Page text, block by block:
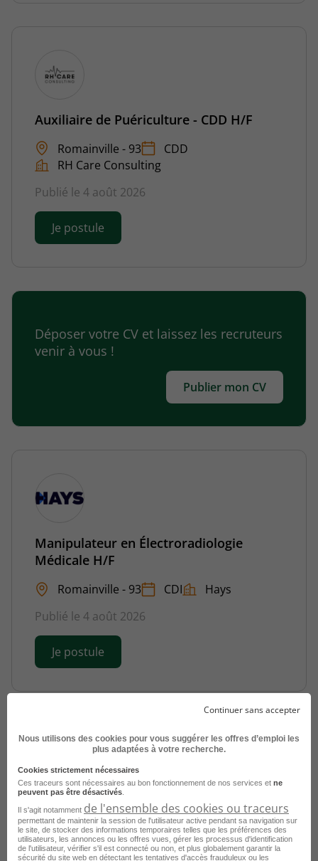
Auxiliaire de Puériculture - CDD H/F
Romainville - 93
CDD
RH Care Consulting
Publié le 4 août 2026
Je postule
Déposer votre CV et laissez les recruteurs
venir à vous !
Publier mon CV
Manipulateur en Électroradiologie
Médicale H/F
Romainville - 93 CDI
Hays
Publié le 4 août 2026
Je postule
Boucher Industriel H/F
Romainville - 93
Intérim
J'm Intérim
Continuer sans accepter
Nous utilisons des cookies pour vous suggérer les offres d’emploi les
plus adaptées à votre recherche.
Cookies strictement nécessaires
Ces traceurs sont nécessaires au bon fonctionnement de nos services et ne
peuvent pas être désactivés
Il s'agit notamment de l'ensemble des cookies ou traceurs
permettant de maintenir la session de l'utilisateur active pendant sa navigation sur
le site, de stocker des informations temporaires telles que les préférences des
utilisateurs, les annonces ou les offres vues, gérer les processus d'identification
de l'utilisateur, vérifier s'il est connecté ou non, et plus globalement garantir la
sécurité du site web en détectant les tentatives d'accès frauduleux ou les